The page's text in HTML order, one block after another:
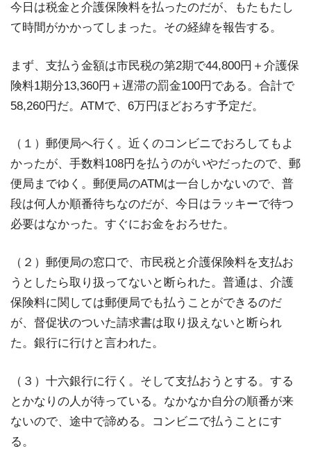
今日は税金と介護保険料を払ったのだが、もたもたし
て時間がかかってしまった。その経緯を報告する。
まず、支払う金額は市民税の第2期で44,800円＋介護保
険料1期分13,360円＋遅滞の罰金100円である。合計で
58,260円だ。ATMで、6万円ほどおろす予定だ。
（１）郵便局へ行く。近くのコンビニでおろしてもよ
かったが、手数料108円を払うのがいやだったので、郵
便局までゆく。郵便局のATMは一台しかないので、普
段は何人か順番待ちなのだが、今日はラッキーで待つ
必要はなかった。すぐにお金をおろせた。
（２）郵便局の窓口で、市民税と介護保険料を支払お
うとしたら取り扱ってないと断られた。普通は、介護
保険料に関しては郵便局でも払うことができるのだ
が、督促状のついた請求書は取り扱えないと断られ
た。銀行に行けと言われた。
（３）十六銀行に行く。そして支払おうとする。する
とかなりの人が待っている。なかなか自分の順番が来
ないので、途中で諦める。コンビニで払うことにす
る。